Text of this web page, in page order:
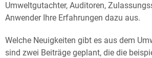
Umweltgutachter, Auditoren,
Anwender Ihre Erfahrungen dazu aus.
Welche Neuigkeiten gibt es aus dem
sind zwei Beiträge geplant, die die